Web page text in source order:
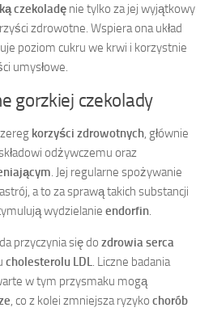
czekoladę nie tylko za jej wyjątkowy
zdrowotne. Wspiera ona układ
poziom cukru we krwi i korzystnie
umysłowe.
gorzkiej czekolady
korzyści zdrowotnych , głównie
odżywczemu oraz
. Jej regularne spożywanie
a to za sprawą takich substancji
wydzielanie endorfin
przyczynia się do zdrowia serca
cholesterolu LDL
. Liczne badania
w tym przysmaku mogą
, co z kolei zmniejsza ryzyko chorób